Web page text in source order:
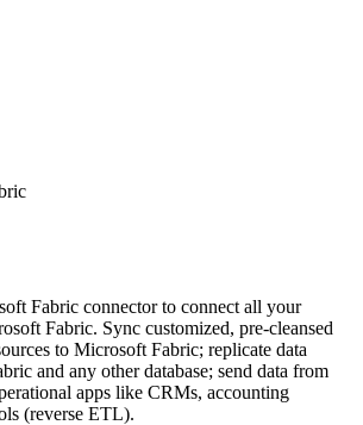
Fabric connector to connect all your
Fabric. Sync customized, pre-cleansed
to Microsoft Fabric; replicate data
and any other database; send data from
apps like CRMs, accounting
(reverse ETL).